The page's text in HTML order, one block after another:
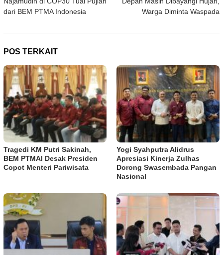
dari BEM PTMA Indonesia
Warga Diminta Waspada
POS TERKAIT
Tragedi KM Putri Sakinah,
BEM PTMAI Desak Presiden
Copot Menteri Pariwisata
Yogi Syahputra Alidrus
Apresiasi Kinerja Zulhas
Dorong Swasembada Pangan
Nasional